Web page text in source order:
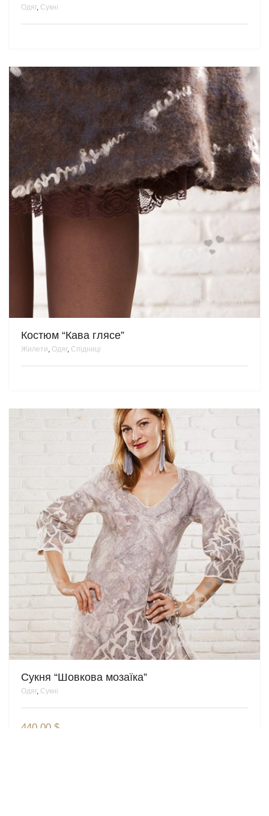
Одяг, Сукні
Костюм “Кава глясе”
Жилети, Одяг, Спідниці
Сукня “Шовкова мозаїка”
Одяг, Сукні
440.00 $